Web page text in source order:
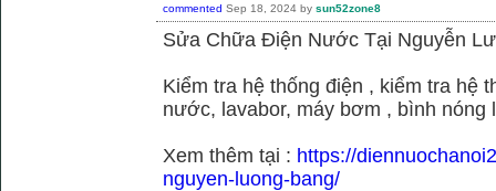
commented Sep 18, 2024 by sun52zone8
Sửa Chữa Điện Nước Tại Nguyễn
Kiểm tra hệ thống điện , kiểm tra hệ
nước, lavabor, máy bơm , bình nóng
Xem thêm tại : https://
nguyen-luong-bang/